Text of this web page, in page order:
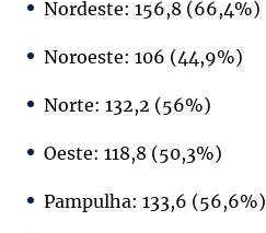
Nordeste: 156,8 (66,4%)
Noroeste: 106 (44,9%)
Norte: 132,2 (56%)
Oeste: 118,8 (50,3%)
Pampulha: 133,6 (56,6%)